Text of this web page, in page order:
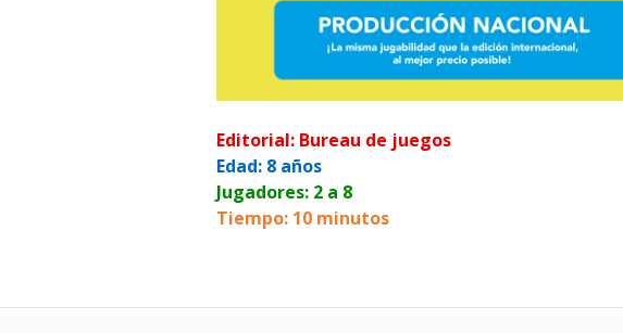
Editorial: Bureau de juegos
Edad: 8 años
Jugadores: 2 a 8
Tiempo: 10 minutos